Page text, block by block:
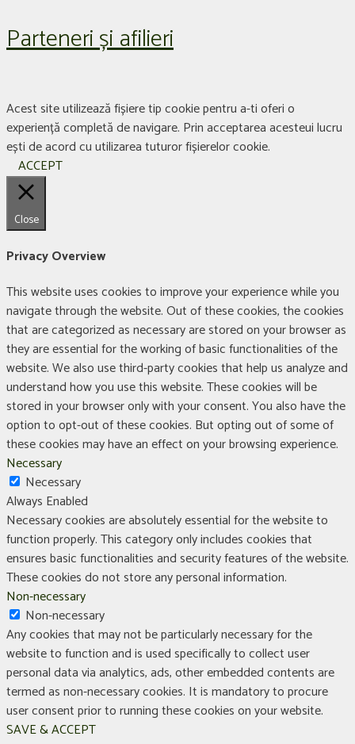
Parteneri și afilieri
Acest site utilizează fișiere tip cookie pentru a-ti oferi o
experiență completă de navigare. Prin acceptarea acesteui lucru
ești de acord cu utilizarea tuturor fișierelor cookie.
ACCEPT
Close
Privacy Overview
This website uses cookies to improve your experience while you
navigate through the website. Out of these cookies, the cookies
that are categorized as necessary are stored on your browser as
they are essential for the working of basic functionalities of the
website. We also use third-party cookies that help us analyze and
understand how you use this website. These cookies will be
stored in your browser only with your consent. You also have the
option to opt-out of these cookies. But opting out of some of
these cookies may have an effect on your browsing experience.
Necessary
Necessary
Always Enabled
Necessary cookies are absolutely essential for the website to
function properly. This category only includes cookies that
ensures basic functionalities and security features of the website.
These cookies do not store any personal information.
Non-necessary
Non-necessary
Any cookies that may not be particularly necessary for the
website to function and is used specifically to collect user
personal data via analytics, ads, other embedded contents are
termed as non-necessary cookies. It is mandatory to procure
user consent prior to running these cookies on your website.
SAVE & ACCEPT